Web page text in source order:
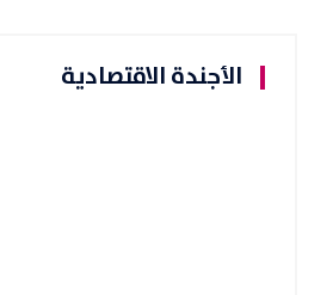
الأجندة الاقتصادية